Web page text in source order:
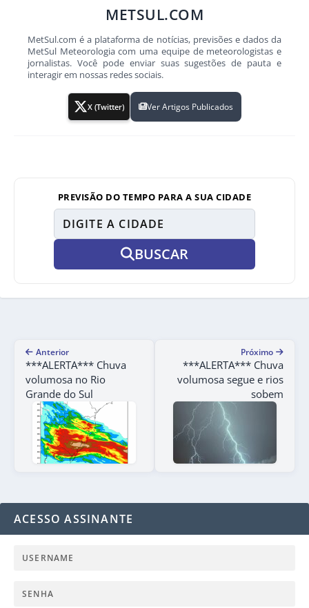
METSUL.COM
MetSul.com é a plataforma de notícias, previsões e dados da
MetSul Meteorologia com uma equipe de meteorologistas e
jornalistas. Você pode enviar suas sugestões de pauta e
interagir em nossas redes sociais.
X (Twitter) Ver Artigos Publicados
PREVISÃO DO TEMPO PARA A SUA CIDADE
BUSCAR
Anterior
***ALERTA*** Chuva
volumosa no Rio
Grande do Sul
Próximo
***ALERTA*** Chuva
volumosa segue e rios
sobem
ACESSO ASSINANTE